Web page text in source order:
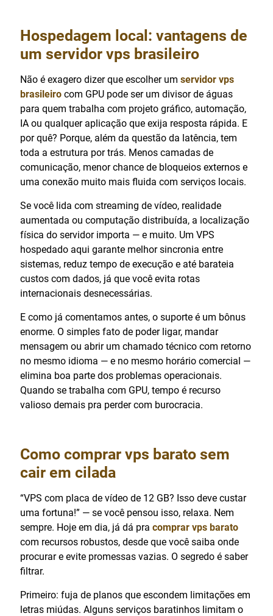
Hospedagem local: vantagens de
um servidor vps brasileiro
Não é exagero dizer que escolher um servidor vps
brasileiro com GPU pode ser um divisor de águas
para quem trabalha com projeto gráfico, automação,
IA ou qualquer aplicação que exija resposta rápida. E
por quê? Porque, além da questão da latência, tem
toda a estrutura por trás. Menos camadas de
comunicação, menor chance de bloqueios externos e
uma conexão muito mais fluida com serviços locais.
Se você lida com streaming de vídeo, realidade
aumentada ou computação distribuída, a localização
física do servidor importa — e muito. Um VPS
hospedado aqui garante melhor sincronia entre
sistemas, reduz tempo de execução e até barateia
custos com dados, já que você evita rotas
internacionais desnecessárias.
E como já comentamos antes, o suporte é um bônus
enorme. O simples fato de poder ligar, mandar
mensagem ou abrir um chamado técnico com retorno
no mesmo idioma — e no mesmo horário comercial —
elimina boa parte dos problemas operacionais.
Quando se trabalha com GPU, tempo é recurso
valioso demais pra perder com burocracia.
Como comprar vps barato sem
cair em cilada
“VPS com placa de vídeo de 12 GB? Isso deve custar
uma fortuna!” — se você pensou isso, relaxa. Nem
sempre. Hoje em dia, já dá pra comprar vps barato
com recursos robustos, desde que você saiba onde
procurar e evite promessas vazias. O segredo é saber
filtrar.
Primeiro: fuja de planos que escondem limitações em
letras miúdas. Alguns serviços baratinhos limitam o